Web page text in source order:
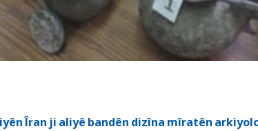
Îran ji aliyê bandên dizîna mîratên